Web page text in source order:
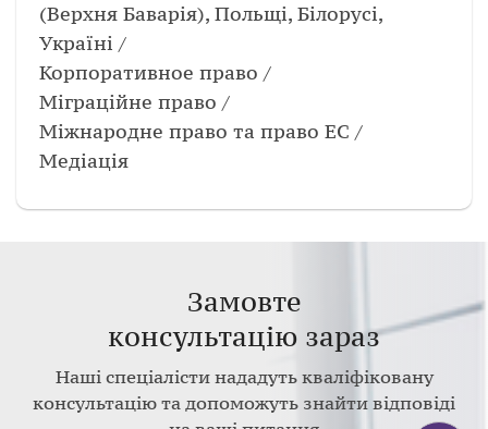
(Верхня Баварія), Польщі, Білорусі,
Україні /
Корпоративное право /
Міграційне право /
Міжнародне право та право ЕС /
Медiацiя
Замовте
консультацію зараз
Наші спеціалісти нададуть кваліфіковану
консультацію та допоможуть знайти відповіді